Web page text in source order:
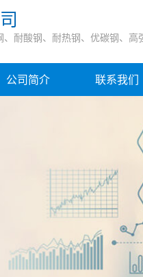
耐酸钢、耐热钢、优碳钢、高
公司简介 联系我们